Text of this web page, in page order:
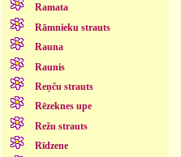
Ramata
Rāmnieku strauts
Rauna
Raunis
Reņču strauts
Rēzeknes upe
Režu strauts
Rīdzene